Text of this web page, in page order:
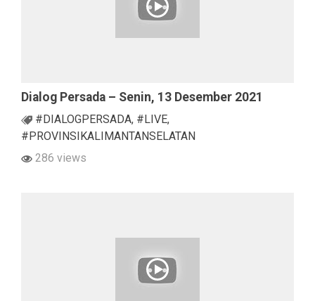
Dialog Persada – Senin, 13 Desember 2021
#DIALOGPERSADA, #LIVE,
#PROVINSIKALIMANTANSELATAN
286 views